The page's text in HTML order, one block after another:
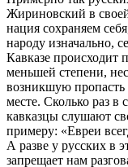
Жириновский в
нация сохраняем
народу изначально,
Кавказе происходит
меньшей степени,
возникшую пропасть
месте. Сколько раз
кавказцы слушают
примеру: «Евреи
А разве у русских в
запрещает нам